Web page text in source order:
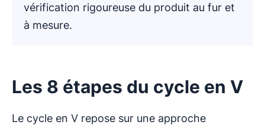
vérification rigoureuse du produit au fur et
à mesure.
Les 8 étapes du cycle en V
Le cycle en V repose sur une approche